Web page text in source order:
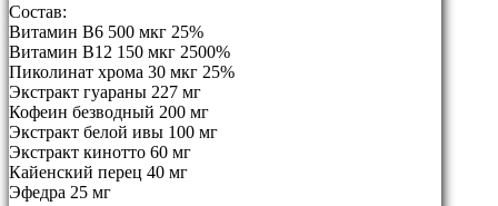
Состав:
Витамин B6 500 мкг 25%
Витамин B12 150 мкг 2500%
Пиколинат хрома 30 мкг 25%
Экстракт гуараны 227 мг
Кофеин безводный 200 мг
Экстракт белой ивы 100 мг
Экстракт кинотто 60 мг
Кайенский перец 40 мг
Эфедра 25 мг